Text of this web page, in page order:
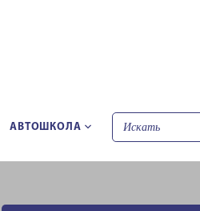
АВТОШКОЛА